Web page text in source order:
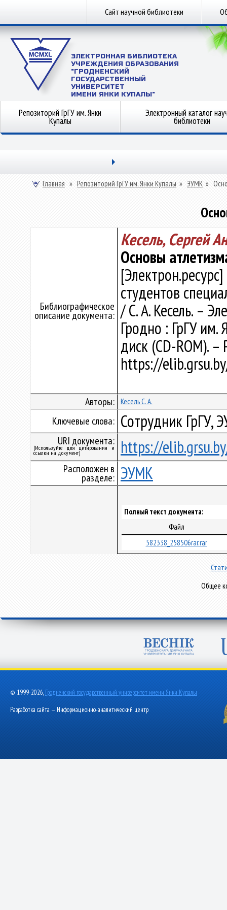
Сайт научной библиотеки
ЭЛЕКТРОННАЯ БИБЛИОТЕКА
УЧРЕЖДЕНИЯ ОБРАЗОВАНИЯ
"ГРОДНЕНСКИЙ
ГОСУДАРСТВЕННЫЙ
УНИВЕРСИТЕТ
ИМЕНИ ЯНКИ КУПАЛЫ"
Репозиторий ГрГУ им. Янки
Купалы
Электронный каталог
библиотеки
Главная » Репозиторий ГрГУ им. Янки Купалы » ЭУМК »
Библиографическое
описание документа:
Кесель, Сергей
Основы
студентов
/ С. А. Кесель. –
Гродно : ГрГУ им.
диск (CD-ROM).
https://
Авторы: Кесель С. А.
Ключевые слова: Сотрудник ГрГУ,
URI документа:
(Используйте для цитирования и
ссылки на документ) https://
Расположен в
разделе: ЭУМК
Полный текст документа:
Файл
582338_258506rar.rar
Общее
© 1999-2026, Гродненский государственный университет имени Янки Купалы
Разработка сайта — Информационно-аналитический центр